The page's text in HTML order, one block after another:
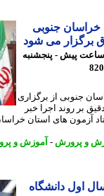
جنوبی
می شود
پیش - پنجشنبه
از برگزاری
روند اجرا خبر
های استان خراسان
پرورش-آموزش و پرورش
دانشگاه